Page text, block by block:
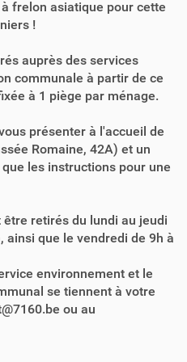
frelon asiatique pour cette
!
auprès des services
communale à partir de ce
à 1 piège par ménage.
présenter à l'accueil de
Romaine, 42A) et un
les instructions pour une
être retirés du lundi au jeudi
ainsi que le vendredi de 9h à
environnement et le
se tiennent à votre
ou au